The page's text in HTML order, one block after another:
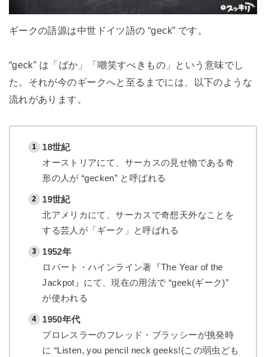
ギークの語源は中世ドイツ語の “geck” です。
“geck” は「ばか」「嘲笑すべきもの」という意味でし
た。それが今のギークへと至るまでには、以下のような
流れがあります。
18世紀
オーストリアにて、サーカスの見せ物である奇
形の人が “gecken” と呼ばれる
19世紀
北アメリカにて、サーカスで奇想天外なことを
する芸人が「ギーク」と呼ばれる
1952年
ロバート・ハインライン著『The Year of the
Jackpot』にて、現在の用法で “geek(ギーク)”
が使われる
1950年代
プロレスラーのフレッド・ブラッシーが挑発時
に “Listen, you pencil neck geeks!(この弱虫ども